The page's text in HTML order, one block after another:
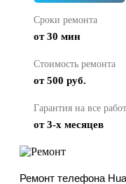
Сроки ремонта
от 30 мин
Стоимость ремонта
от 500 руб.
Гарантия на все
от 3-х месяцев
Ремонт телефона